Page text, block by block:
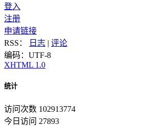
登入
注册
申请链接
RSS：
日志 | 评论
编码：UTF-8
XHTML 1.0
统计
访问次数 102913774
今日访问 27893